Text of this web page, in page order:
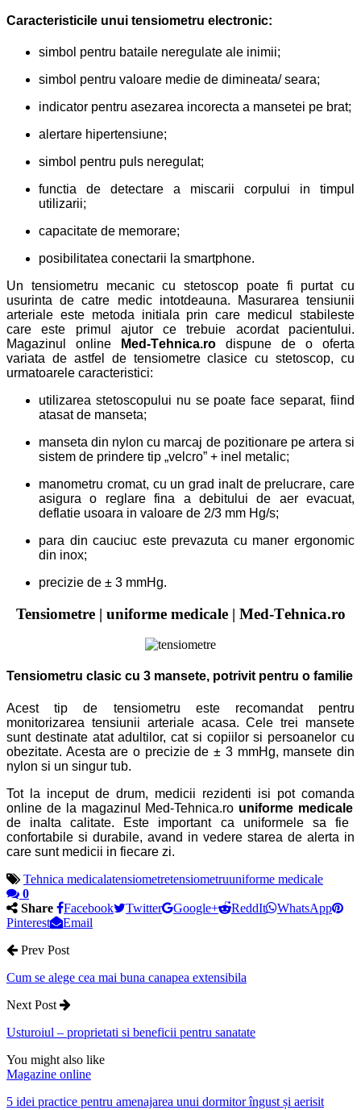
Caracteristicile unui tensiometru electronic:
simbol pentru bataile neregulate ale inimii;
simbol pentru valoare medie de dimineata/ seara;
indicator pentru asezarea incorecta a mansetei pe brat;
alertare hipertensiune;
simbol pentru puls neregulat;
functia de detectare a miscarii corpului in timpul
utilizarii;
capacitate de memorare;
posibilitatea conectarii la smartphone.
Un tensiometru mecanic cu stetoscop poate fi purtat cu
usurinta de catre medic intotdeauna. Masurarea tensiunii
arteriale este metoda initiala prin care medicul stabileste
care este primul ajutor ce trebuie acordat pacientului.
Magazinul online
Med-Tehnica.ro dispune de o oferta
variata de astfel de tensiometre clasice cu stetoscop, cu
urmatoarele caracteristici:
utilizarea stetoscopului nu se poate face separat, fiind
atasat de manseta;
manseta din nylon cu marcaj de pozitionare pe artera si
sistem de prindere tip „velcro” + inel metalic;
manometru cromat, cu un grad inalt de prelucrare, care
asigura o reglare fina a debitului de aer evacuat,
deflatie usoara in valoare de 2/3 mm Hg/s;
para din cauciuc este prevazuta cu maner ergonomic
din inox;
precizie de ± 3 mmHg.
Tensiometre | uniforme medicale| Med-Tehnica.ro
Tensiometru clasic cu 3 mansete, potrivit pentru o familie
Acest tip de tensiometru este recomandat pentru
monitorizarea tensiunii arteriale acasa. Cele trei mansete
sunt destinate atat adultilor, cat si copiilor si persoanelor cu
obezitate. Acesta are o precizie de ± 3 mmHg, mansete din
nylon si un singur tub.
Tot la inceput de drum, medicii rezidenti isi pot comanda
online de la magazinul Med-Tehnica.ro uniforme medicale
de inalta calitate. Este important ca uniformele sa fie
confortabile si durabile, avand in vedere starea de alerta in
care sunt medicii in fiecare zi.
Tehnica medicalatensiometretensiometruuniforme medicale
0
Share
Facebook Twitter Google+ ReddIt
WhatsApp
Pinterest
Email
Prev Post
Cum se alege cea mai buna canapea extensibila
Next Post
Usturoiul – proprietati si beneficii pentru sanatate
You might also like
Magazine online
5 idei practice pentru amenajarea unui dormitor îngust și aerisit